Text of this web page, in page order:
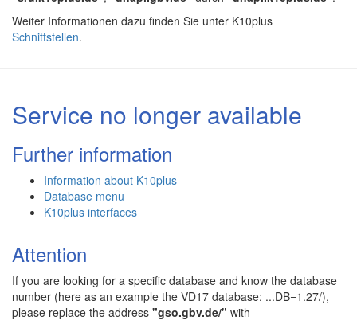
Weiter Informationen dazu finden Sie unter K10plus
Schnittstellen.
Service no longer available
Further information
Information about K10plus
Database menu
K10plus interfaces
Attention
If you are looking for a specific database and know the database
number (here as an example the VD17 database: ...DB=1.27/),
please replace the address "gso.gbv.de/" with